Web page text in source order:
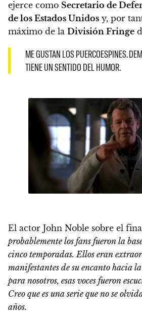
ejerce como Secretario de
de los Estados Unidos y, por
máximo de la División Fringe
ME GUSTAN LOS PUERCOESPINES.
TIENE UN SENTIDO DEL HUMOR.
El actor John Noble sobre el
probablemente los fans fueron la
cinco temporadas. Ellos eran
manifestantes de su encanto hacia
para nosotros, esas voces fueron
Creo que es una serie que no se
años.